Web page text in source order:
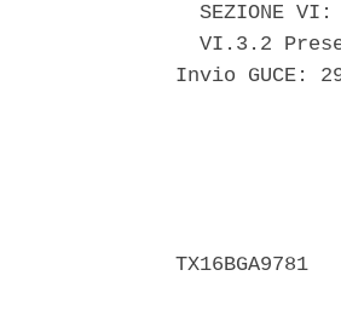
SEZIONE
VI.3.2
Invio GUCE: